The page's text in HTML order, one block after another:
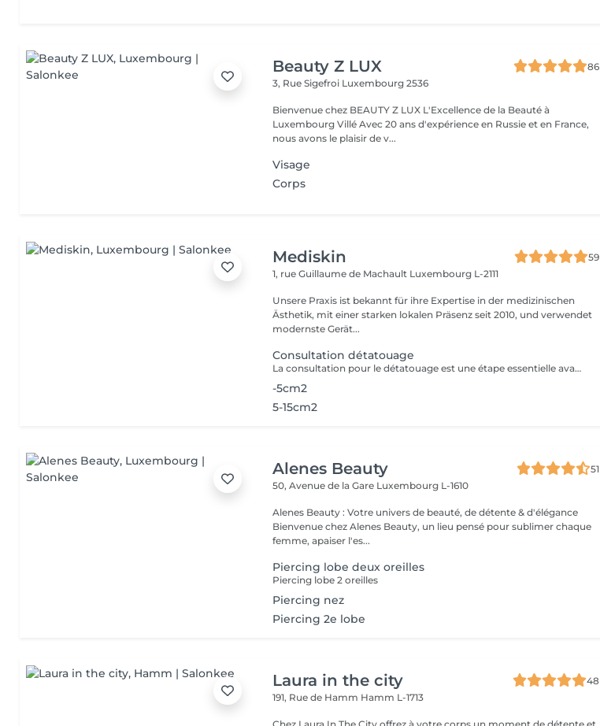
Beauty Z LUX
86
3, Rue Sigefroi Luxembourg 2536
Bienvenue chez BEAUTY Z LUX L'Excellence de la Beauté à
Luxembourg Villé Avec 20 ans d'expérience en Russie et en France,
nous avons le plaisir de v...
Visage
Corps
Mediskin
59
1, rue Guillaume de Machault Luxembourg L-2111
Unsere Praxis ist bekannt für ihre Expertise in der medizinischen
Ästhetik, mit einer starken lokalen Präsenz seit 2010, und verwendet
modernste Gerät...
Consultation détatouage
La consultation pour le détatouage est une étape essentielle avant le traitement. Elle permet d'évaluer la taille, les couleurs et la profondeur du tatouage, ainsi que le type de peau du patient. Le professionnel explique le déroulement du traitement, le nombre de séances nécessaires et les éventuels effets secondaires. C'est aussi le moment pour poser toutes vos questions et discuter des attentes en termes de résultats
-5cm2
5-15cm2
Alenes Beauty
51
50, Avenue de la Gare Luxembourg L-1610
Alenes Beauty : Votre univers de beauté, de détente & d'élégance
Bienvenue chez Alenes Beauty, un lieu pensé pour sublimer chaque
femme, apaiser l'es...
Piercing lobe deux oreilles
Piercing lobe 2 oreilles
Piercing nez
Piercing 2e lobe
Laura in the city
48
191, Rue de Hamm Hamm L-1713